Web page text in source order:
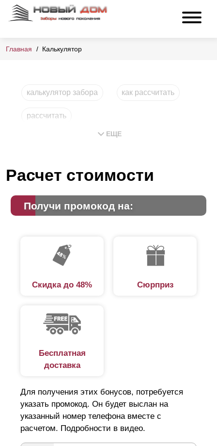
Главная Калькулятор
калькулятор забора как рассчитать
рассчитать
ЕЩЕ
Расчет стоимости
Получи промокод на:
Скидка до 48% Сюрприз
Бесплатная
доставка
Для получения этих бонусов, потребуется
указать промокод. Он будет выслан на
указанный номер телефона вместе с
расчетом. Подробности в видео.